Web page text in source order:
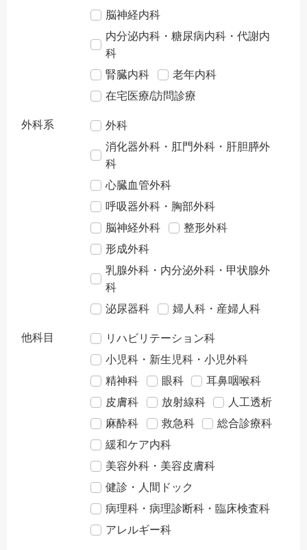
脳神経内科
内分泌内科・糖尿病内科・代謝内
科
腎臓内科
老年内科
在宅医療/訪問診療
外科系
外科
消化器外科・肛門外科・肝胆膵外
科
心臓血管外科
呼吸器外科・胸部外科
脳神経外科
整形外科
形成外科
乳腺外科・内分泌外科・甲状腺外
科
泌尿器科
婦人科・産婦人科
他科目
リハビリテーション科
小児科・新生児科・小児外科
精神科
眼科
耳鼻咽喉科
皮膚科
放射線科
人工透析
麻酔科
救急科
総合診療科
緩和ケア内科
美容外科・美容皮膚科
健診・人間ドック
病理科・病理診断科・臨床検査科
アレルギー科